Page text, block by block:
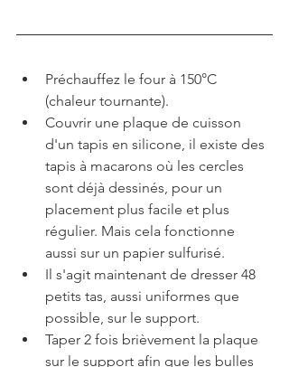
Préchauffez le four à 150°C
(chaleur tournante).
Couvrir une plaque de cuisson
d'un tapis en silicone, il existe des
tapis à macarons où les cercles
sont déjà dessinés, pour un
placement plus facile et plus
régulier. Mais cela fonctionne
aussi sur un papier sulfurisé.
Il s'agit maintenant de dresser 48
petits tas, aussi uniformes que
possible, sur le support.
Taper 2 fois brièvement la plaque
sur le support afin que les bulles